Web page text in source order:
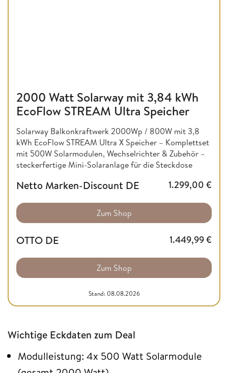
2000 Watt Solarway mit 3,84 kWh
EcoFlow STREAM Ultra Speicher
Solarway Balkonkraftwerk 2000Wp / 800W mit 3,8
kWh EcoFlow STREAM Ultra X Speicher – Komplettset
mit 500W Solarmodulen, Wechselrichter & Zubehör –
steckerfertige Mini-Solaranlage für die Steckdose
Netto Marken-Discount DE 1.299,00 €
Zum Shop
OTTO DE 1.449,99€
Zum Shop
Stand: 08.08.2026
Wichtige Eckdaten zum Deal
Modulleistung: 4x 500 Watt Solarmodule